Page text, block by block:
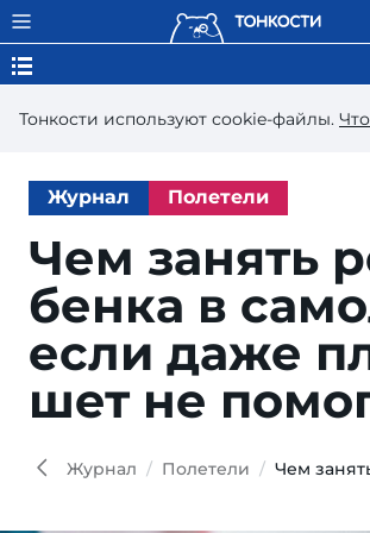
Тонкости используют сookie-файлы.
Журнал Полетели
Чем за­нять
бен­ка в
ес­ли да­же
шет не
Журнал Полетели Чем